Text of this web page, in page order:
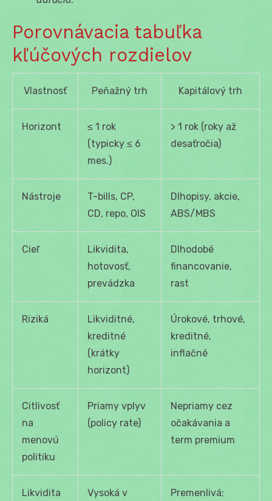
Porovnávacia tabuľka
kľúčových rozdielov
Vlastnosť Peňažný trh Kapitálový trh
Horizont
≤ 1 rok
(typicky ≤ 6
mes.)
> 1 rok (roky až
desaťročia)
Nástroje
T-bills, CP,
CD, repo, OIS
Dlhopisy, akcie,
ABS/MBS
Cieľ
Likvidita,
hotovosť,
prevádzka
Dlhodobé
financovanie,
rast
Riziká
Likviditné,
kreditné
(krátky
horizont)
Úrokové, trhové,
kreditné,
inflačné
Citlivosť
na
menovú
politiku
Priamy vplyv
(policy rate)
Nepriamy cez
očakávania a
term premium
Likvidita Vysoká v Premenlivá;